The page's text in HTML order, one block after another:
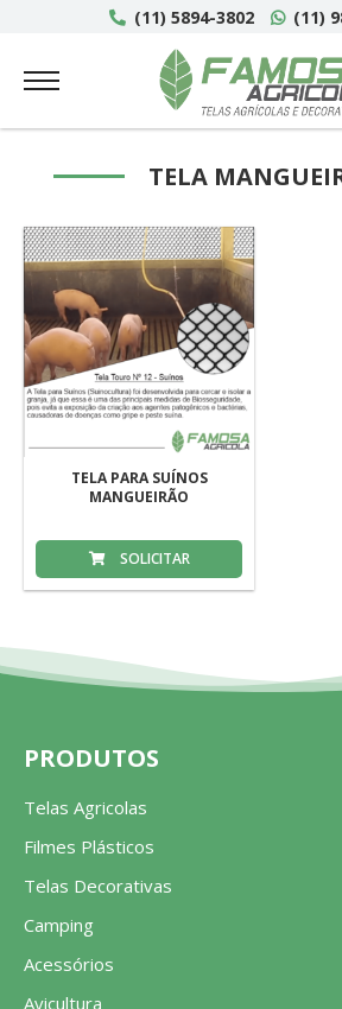
(11) 5894-3802 (11)
TELA
TELA PARA SUÍNOS
MANGUEIRÃO
SOLICITAR
PRODUTOS
Telas Agricolas
Filmes Plásticos
Telas Decorativas
Camping
Acessórios
Avicultura